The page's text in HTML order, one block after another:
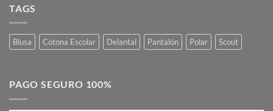
TAGS
Blusa Cotona Escolar Delantal Pantalón Polar Scout
PAGO SEGURO 100%